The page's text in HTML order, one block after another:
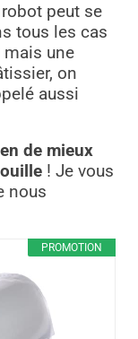
peut se
tous les cas
une
on
aussi
de mieux
! Je vous
nous
PROMOTION